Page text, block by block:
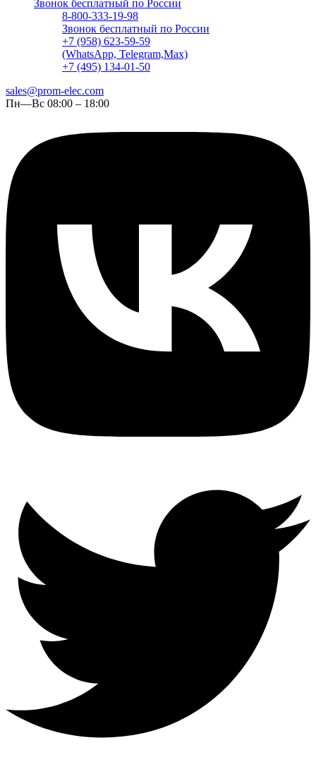
Звонок бесплатный по России
8-800-333-19-98
Звонок бесплатный по России
+7 (958) 623-59-59
(WhatsApp, Telegram,Max)
+7 (495) 134-01-50
sales@prom-elec.com
Пн—Вс 08:00 – 18:00